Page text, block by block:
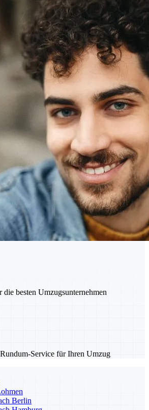
die besten Umzugsunternehmen
Service für Ihren Umzug
Berlin